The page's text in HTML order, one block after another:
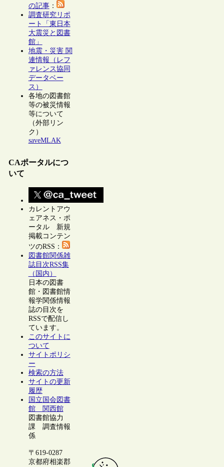
の記事：
調査研究リポ
ート「東日本
大震災と図書
館」
地震・災害 関
連情報（レフ
ァレンス協同
データベー
ス）
各地の図書館
等の被災情報
等について
（外部リン
ク）
saveMLAK
CAポータルにつ
いて
カレントアウ
ェアネス・ポ
ータル 新規
掲載コンテン
ツのRSS：
図書館関係雑
誌目次RSS集
（国内）
日本の図書
館・図書館情
報学関係情報
誌の目次を
RSSで配信し
ています。
このサイトに
ついて
サイトポリシ
ー
検索の方法
サイトの更新
履歴
国立国会図書
館 関西館
図書館協力
課 調査情報
係
〒619-0287
京都府相楽郡